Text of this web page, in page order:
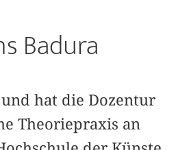
Badura
hat die Dozentur
Theoriepraxis an